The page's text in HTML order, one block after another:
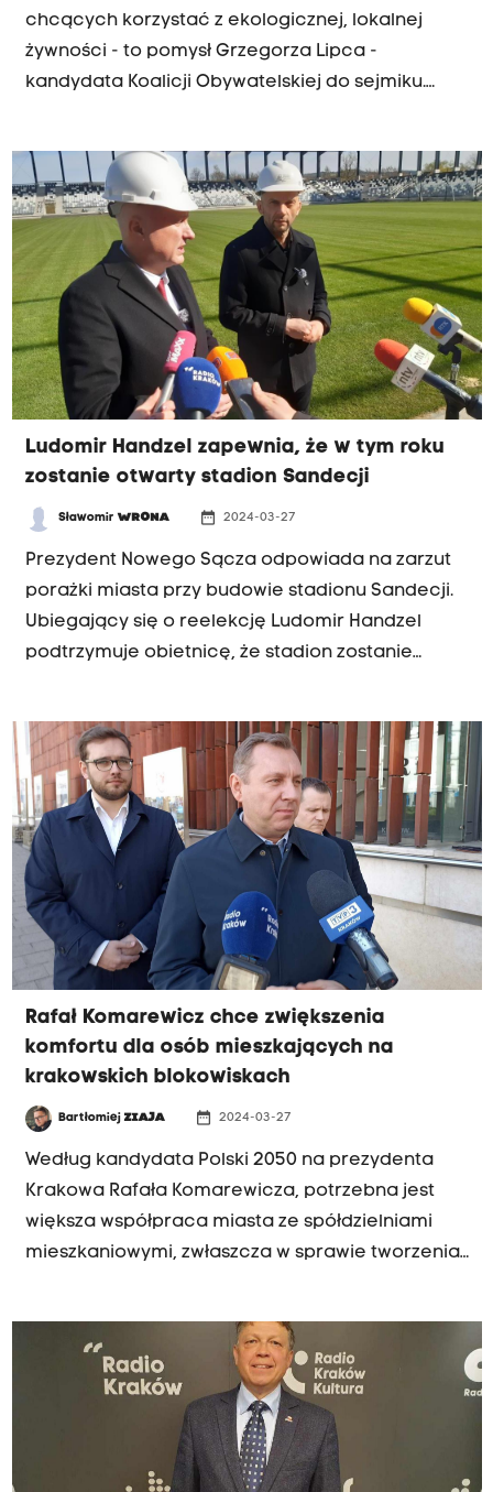
chcących korzystać z ekologicznej, lokalnej
żywności - to pomysł Grzegorza Lipca -
kandydata Koalicji Obywatelskiej do sejmiku.
Dofinansowanie zostanie przyznane bez względu
na to, czy dana placówka posiada własną
stołówkę, czy też korzysta z cateringu.
Ludomir Handzel zapewnia, że w tym roku
zostanie otwarty stadion Sandecji
SławomirWRONA date_range 2024-03-27
Prezydent Nowego Sącza odpowiada na zarzut
porażki miasta przy budowie stadionu Sandecji.
Ubiegający się o reelekcję Ludomir Handzel
podtrzymuje obietnicę, że stadion zostanie
Rafał Komarewicz chce zwiększenia
komfortu dla osób mieszkających na
krakowskich blokowiskach
BartłomiejZIAJA date_range 2024-03-27
Według kandydata Polski 2050 na prezydenta
Krakowa Rafała Komarewicza, potrzebna jest
większa współpraca miasta ze spółdzielniami
mieszkaniowymi, zwłaszcza w sprawie tworzenia